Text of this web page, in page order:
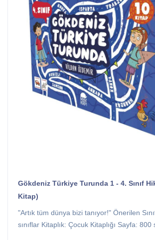
Gökdeniz Türkiye Turunda 1 - 4. Sınıf
Kitap)
"Artık tüm dünya bizi tanıyor!" Önerilen
sınıflar Kitaplık: Çocuk Kitaplığı Sayfa: 800